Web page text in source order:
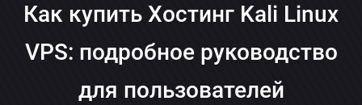
Как купить Хостинг Kali Linux
VPS: подробное руководство
для пользователей